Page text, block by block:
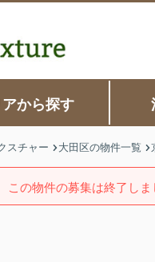
から探す
スチャー 大田区の物件一覧
この物件の募集は終了しま